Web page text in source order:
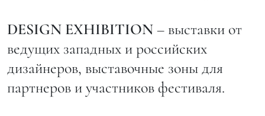
DESIGN EXHIBITION– выставки от
ведущих западных и российских
дизайнеров, выставочные зоны для
партнеров и участников фестиваля.